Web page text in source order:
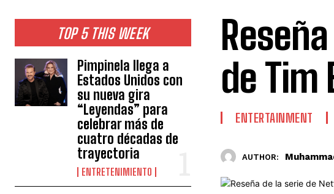
TOP 5 THIS WEEK
Pimpinela llega a
Estados Unidos con
su nueva gira
“Leyendas” para
celebrar más de
cuatro décadas de
trayectoria
ENTRETENIMIENTO
de Tim
ENTERTAINMENT
AUTHOR: